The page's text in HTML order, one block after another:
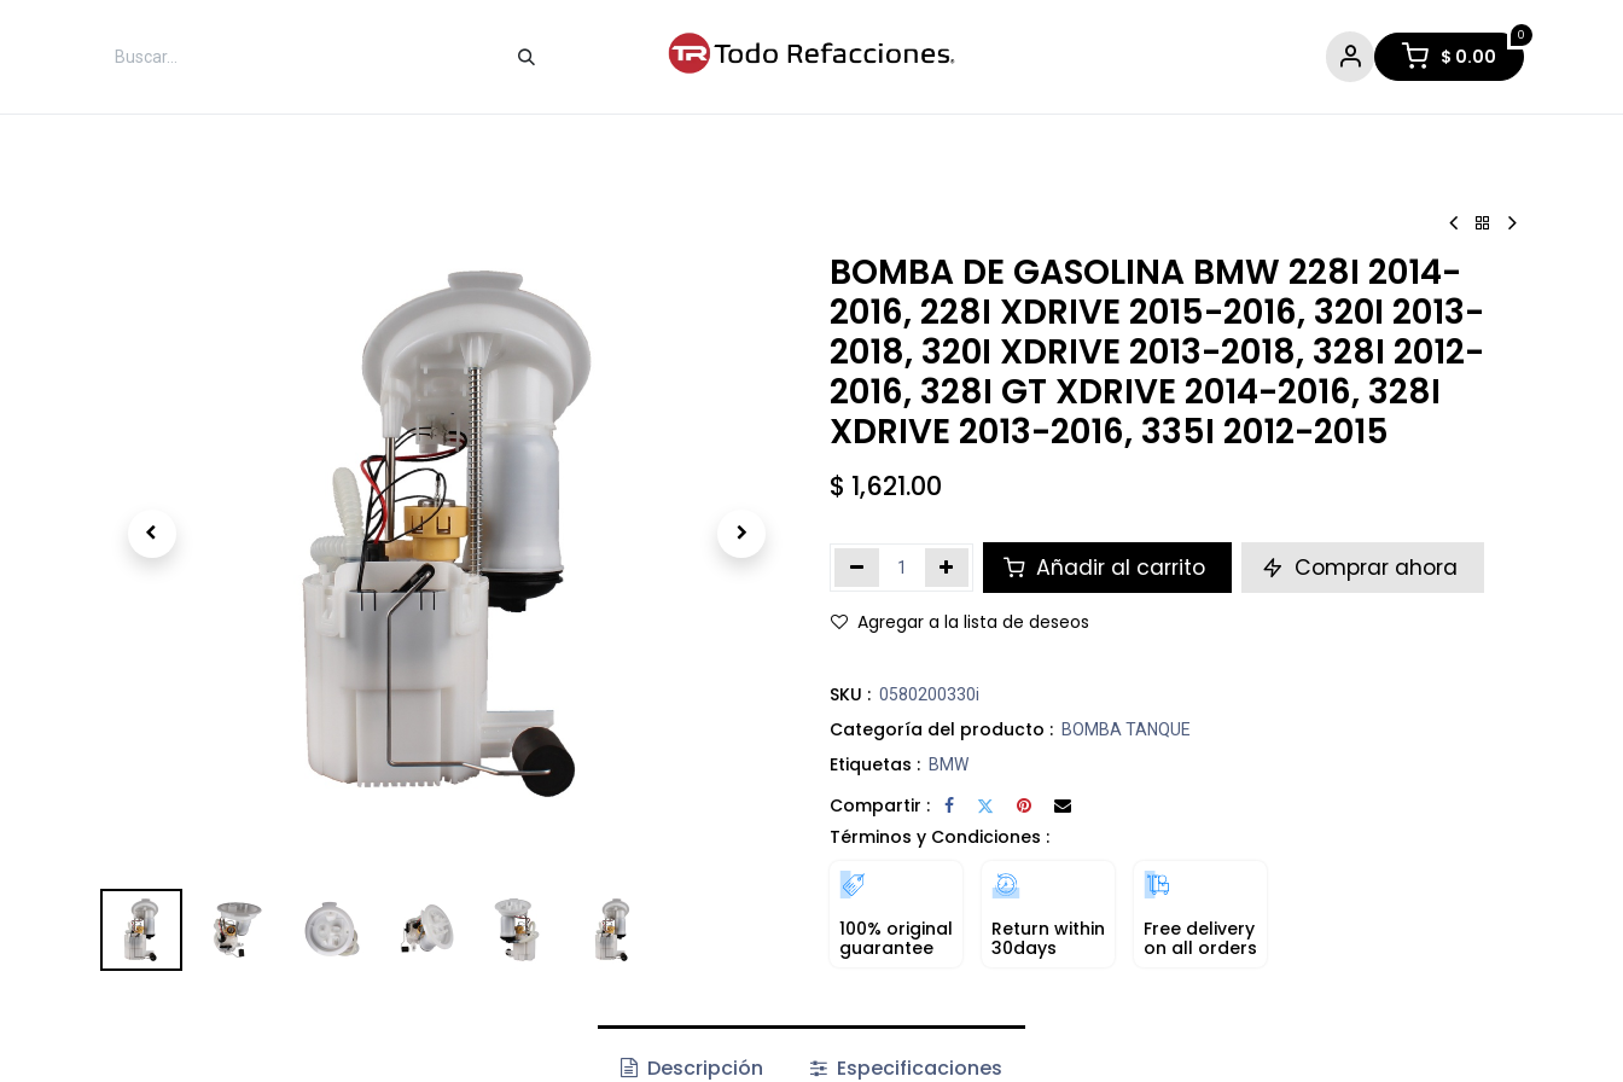
0
$ 0.00
BOMBA DE GASOLINA BMW 228I 2014-
2016, 228I XDRIVE 2015-2016, 320I 2013-
2018, 320I XDRIVE 2013-2018, 328I 2012-
2016, 328I GT XDRIVE 2014-2016, 328I
XDRIVE 2013-2016, 335I 2012-2015
$ 1,621.00
Añadir al carrito Comprar ahora
Agregar a la lista de deseos
SKU : 0580200330i
Categoría del producto : BOMBA TANQUE
Etiquetas : BMW
Compartir :
Términos y Condiciones :
100% original
guarantee
Return within
30days
Free delivery
on all orders
Descripción Especificaciones